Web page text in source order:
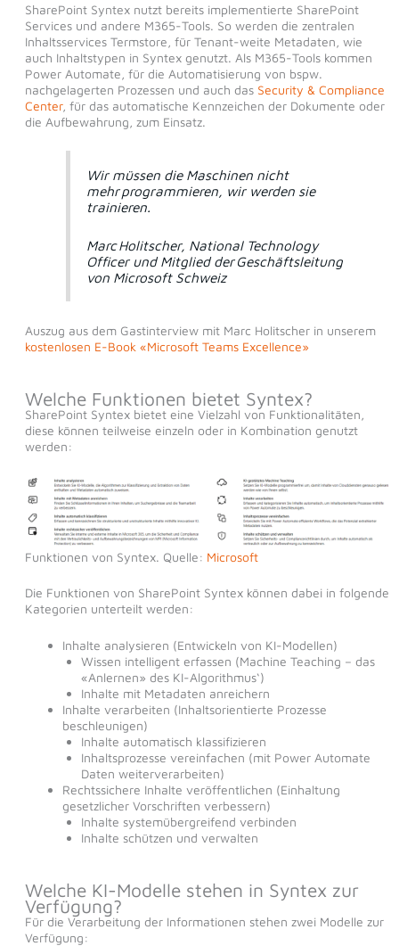
SharePoint Syntex nutzt bereits implementierte SharePoint
Services und andere M365-Tools. So werden die zentralen
Inhaltsservices Termstore, für Tenant-weite Metadaten, wie
auch Inhaltstypen in Syntex genutzt. Als M365-Tools kommen
Power Automate, für die Automatisierung von bspw.
nachgelagerten Prozessen und auch das Security & Compliance
Center, für das automatische Kennzeichen der Dokumente oder
die Aufbewahrung, zum Einsatz.
Wir müssen die Maschinen nicht
mehr programmieren, wir werden sie
trainieren.​
Marc Holitscher​, National Technology
Officer und Mitglied der Geschäftsleitung
von Microsoft Schweiz
Auszug aus dem Gastinterview mit Marc Holitscher in unserem
kostenlosen E-Book «Microsoft Teams Excellence»
Welche Funktionen bietet Syntex?
SharePoint Syntex bietet eine Vielzahl von Funktionalitäten,
diese können teilweise einzeln oder in Kombination genutzt
werden:
Funktionen von Syntex. Quelle: Microsoft
Die Funktionen von SharePoint Syntex können dabei in folgende
Kategorien unterteilt werden:
Inhalte analysieren (Entwickeln von KI-Modellen)​
Wissen intelligent erfassen (Machine Teaching – das
«Anlernen» des KI-Algorithmus‘)​
Inhalte mit Metadaten anreichern​ ​
Inhalte verarbeiten (Inhaltsorientierte Prozesse
beschleunigen)​
Inhalte automatisch klassifizieren​
Inhaltsprozesse vereinfachen (mit Power Automate
Daten weiterverarbeiten)
Rechtssichere Inhalte veröffentlichen (Einhaltung
gesetzlicher Vorschriften verbessern)​
Inhalte systemübergreifend verbinden​
Inhalte schützen und verwalten​
Welche KI-Modelle stehen in Syntex zur
Verfügung?
Für die Verarbeitung der Informationen stehen zwei Modelle zur
Verfügung: